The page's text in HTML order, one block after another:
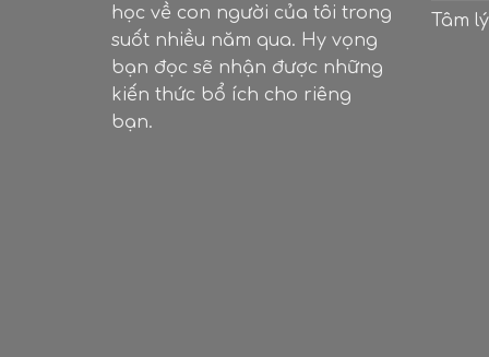
học về con người của tôi trong
suốt nhiều năm qua. Hy vọng
bạn đọc sẽ nhận được những
kiến thức bổ ích cho riêng
bạn.
Tâm